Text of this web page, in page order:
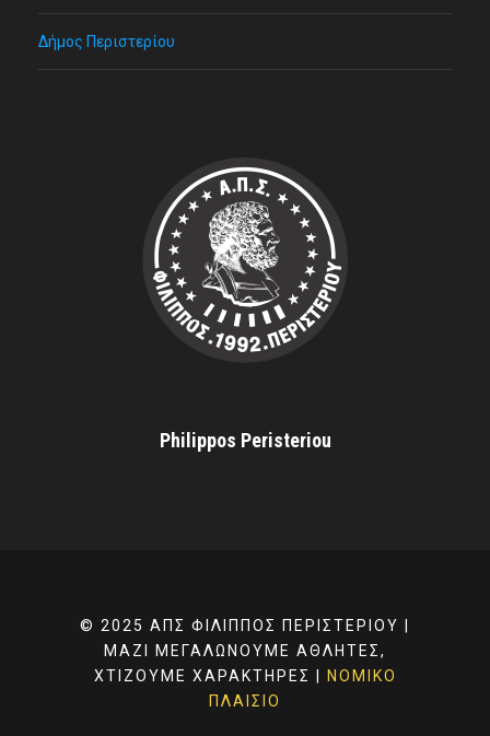
Δήμος Περιστερίου
Philippos Peristeriou
© 2025 ΑΠΣ ΦΊΛΙΠΠΟΣ ΠΕΡΙΣΤΕΡΊΟΥ |
ΜΑΖΊ ΜΕΓΑΛΏΝΟΥΜΕ ΑΘΛΗΤΈΣ,
ΧΤΊΖΟΥΜΕ ΧΑΡΑΚΤΉΡΕΣ |
ΝΟΜΙΚΌ
ΠΛΑΊΣΙΟ